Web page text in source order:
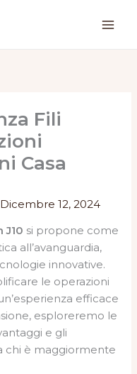
Fili
Casa
Dicembre 12, 2024
J10 si propone come
all’avanguardia,
innovative.
le operazioni
efficace
esploreremo le
e gli
chi è maggiormente